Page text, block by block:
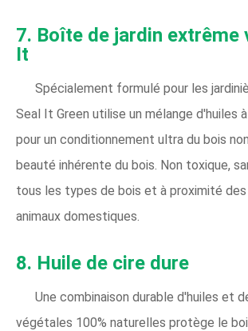
7. Boîte de jardin extrême
It
Spécialement formulé pour les
Seal It Green utilise un mélange d'huiles
pour un conditionnement ultra du bois
beauté inhérente du bois. Non toxique,
tous les types de bois et à proximité
animaux domestiques.
8. Huile de cire dure
Une combinaison durable d'huiles et
végétales 100% naturelles protège le